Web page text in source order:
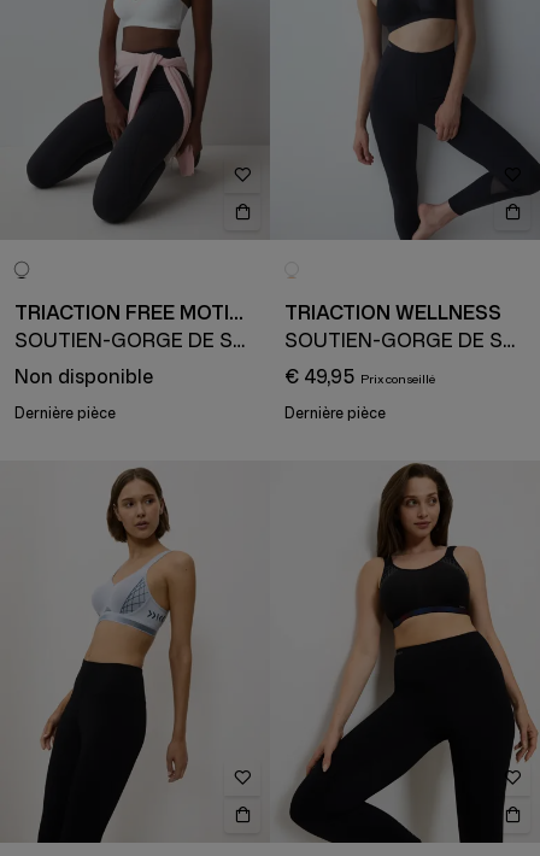
TRIACTION FREE MOTION
SOUTIEN-GORGE DE SPORT
Non disponible
Dernière pièce
TRIACTION WELLNESS
SOUTIEN-GORGE DE SPORT
€ 49,95
Dernière pièce